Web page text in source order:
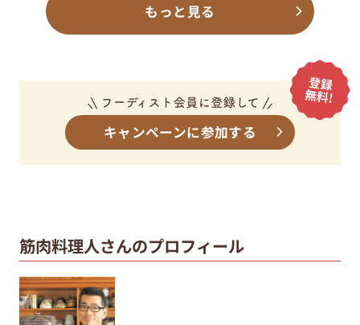
もっと見る
キャンペーンに参加する
筋肉料理人さんのプロフィール